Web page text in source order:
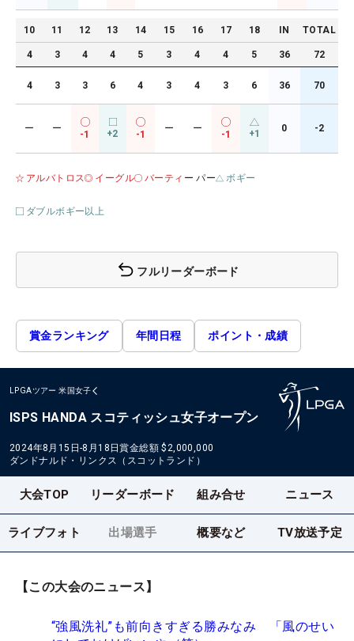
10 11 12 13 14 15 16 17 18 IN TOTAL
4 3 4 4 5 3 4 4 5 36 72
4 3 3 6 4 3 4 3 6 36 70
ー ー
-1 +2 -1
ー ー
-1 +1 0 -2
アルバトロス イーグル バーティ ー パー ボギー
ダブルボギー以上
フルリーダーボード
賞金ランキング 年間日程 ポイント・成績
LPGAツアー 米国女子
ISPS HANDA スコティッシュ女子オープン
2024年8月15日-8月18日賞金総額 $2,000,000
ダンドナルド・リンクス（スコットランド）
大会TOP リーダーボード 組み合せ ニュース
ライブフォト 出場選手 概要など TV放送予定
【この大会のニュース】
“強風洗礼”も前向きすぎる勝みなみ 「風のせい